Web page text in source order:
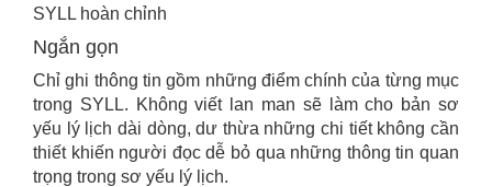
SYLL hoàn chỉnh
Ngắn gọn
Chỉ ghi thông tin gồm những điểm chính của từng mục
trong SYLL. Không viết lan man sẽ làm cho bản sơ
yếu lý lịch dài dòng, dư thừa những chi tiết không cần
thiết khiến người đọc dễ bỏ qua những thông tin quan
trọng trong sơ yếu lý lịch.